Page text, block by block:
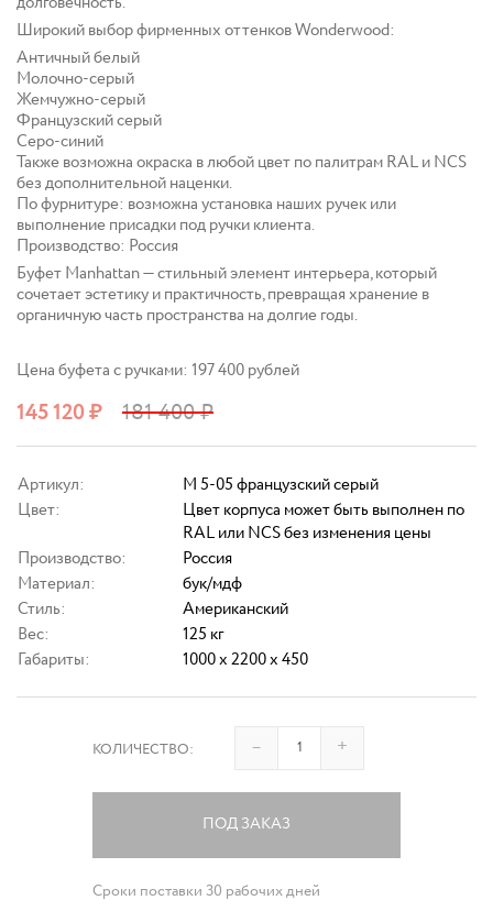
Широкий выбор фирменных оттенков Wonderwood:
Античный белый
Молочно‑серый
Жемчужно‑серый
Французский серый
Серо‑синий
Также возможна окраска в любой цвет по палитрам RAL и NCS
без дополнительной наценки.
По фурнитуре: возможна установка наших ручек или
выполнение присадки под ручки клиента.
Производство: Россия
Буфет Manhattan — стильный элемент интерьера, который
сочетает эстетику и практичность, превращая хранение в
органичную часть пространства на долгие годы.
Цена буфета с ручками: 197 400 рублей
145 120₽ 181 400₽
Артикул:
M 5-05 французский серый
Цвет:
Цвет корпуса может быть выполнен по
RAL или NCS без изменения цены
Производство:
Россия
Материал:
бук/мдф
Стиль:
Американский
Вес:
125 кг
Габариты:
1000 x 2200 x 450
КОЛИЧЕСТВО: – +
ПОД ЗАКАЗ
Сроки поставки 30 рабочих дней